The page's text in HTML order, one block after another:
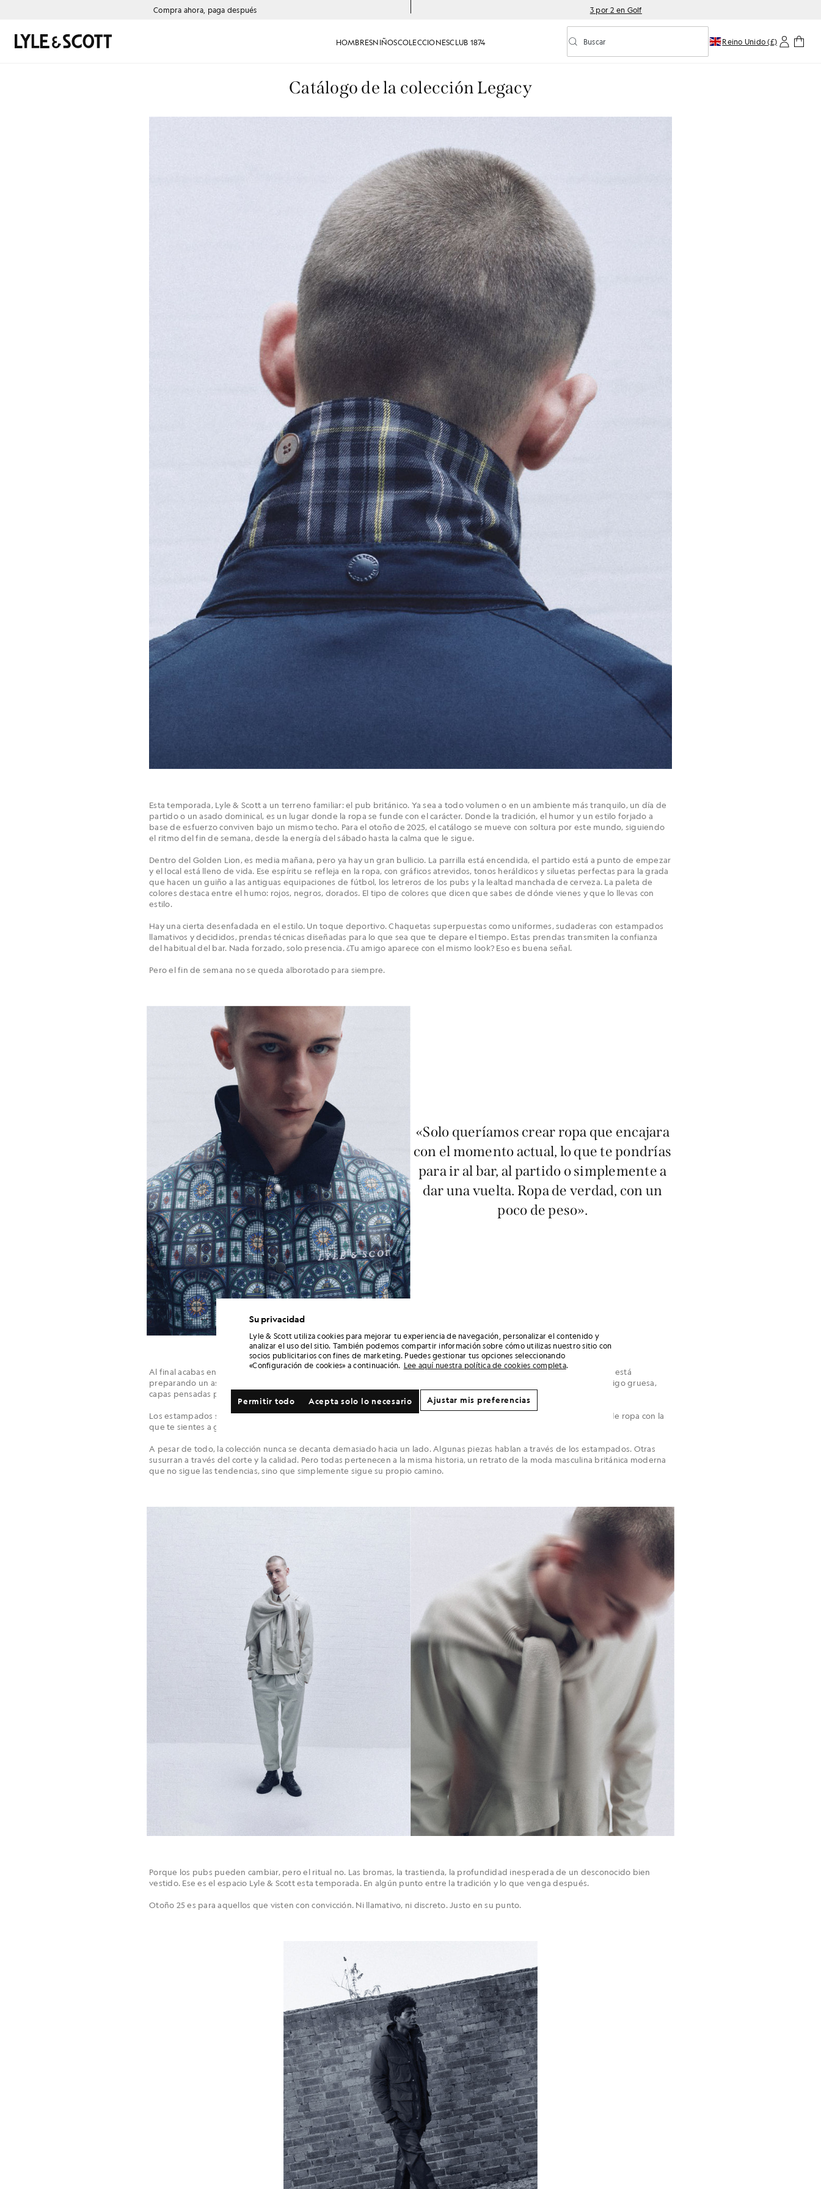
Compra ahora, paga después 3 por 2 en Golf
HOMBRESNIÑOSCOLECCIONESCLUB 1874 Activar/desactivar la búsqueda predictiva
Buscar Buscar Reino Unido (£)
Catálogo de la colección Legacy
Esta temporada, Lyle & Scott a un terreno familiar: el pub británico. Ya sea a todo volumen o en un ambiente más tranquilo, un día de
partido o un asado dominical, es un lugar donde la ropa se funde con el carácter. Donde la tradición, el humor y un estilo forjado a
base de esfuerzo conviven bajo un mismo techo. Para el otoño de 2025, el catálogo se mueve con soltura por este mundo, siguiendo
el ritmo del fin de semana, desde la energía del sábado hasta la calma que le sigue.
Dentro del Golden Lion, es media mañana, pero ya hay un gran bullicio. La parrilla está encendida, el partido está a punto de empezar
y el local está lleno de vida. Ese espíritu se refleja en la ropa, con gráficos atrevidos, tonos heráldicos y siluetas perfectas para la grada
que hacen un guiño a las antiguas equipaciones de fútbol, los letreros de los pubs y la lealtad manchada de cerveza. La paleta de
colores destaca entre el humo: rojos, negros, dorados. El tipo de colores que dicen que sabes de dónde vienes y que lo llevas con
estilo.
Hay una cierta desenfadada en el estilo. Un toque deportivo. Chaquetas superpuestas como uniformes, sudaderas con estampados
llamativos y decididos, prendas técnicas diseñadas para lo que sea que te depare el tiempo. Estas prendas transmiten la confianza
del habitual del bar. Nada forzado, solo presencia. ¿Tu amigo aparece con el mismo look? Eso es buena señal.
Pero el fin de semana no se queda alborotado para siempre.
«Solo queríamos crear ropa que encajara
con el momento actual, lo que te pondrías
para ir al bar, al partido o simplemente a
dar una vuelta. Ropa de verdad, con un
poco de peso».
Al final acabas en The Nag’s Head. El ritmo se relaja. Te estás tomando una pinta junto a la chimenea. La luz es tenue. Se está
preparando un asado. Ese cambio de energía se nota en los tejidos: prendas de punto agradables al tacto, ropa de abrigo gruesa,
capas pensadas para quedarse. Hay un cuidado especial en cada textura. Una riqueza discreta que no necesita alardes.
Los estampados se inspiran en las vidrieras y los letreros antiguos. Las formas son familiares, pero refinadas. Es el tipo de ropa con la
que te sientes a gusto, no solo algo que te pones. No se trata tanto de la marca, sino más bien de la sensación.
A pesar de todo, la colección nunca se decanta demasiado hacia un lado. Algunas piezas hablan a través de los estampados. Otras
susurran a través del corte y la calidad. Pero todas pertenecen a la misma historia, un retrato de la moda masculina británica moderna
que no sigue las tendencias, sino que simplemente sigue su propio camino.
Porque los pubs pueden cambiar, pero el ritual no. Las bromas, la trastienda, la profundidad inesperada de un desconocido bien
vestido. Ese es el espacio Lyle & Scott esta temporada. En algún punto entre la tradición y lo que venga después.
Otoño 25 es para aquellos que visten con convicción. Ni llamativo, ni discreto. Justo en su punto.
Su privacidad
Lyle & Scott utiliza cookies para mejorar tu experiencia de navegación, personalizar el contenido y
analizar el uso del sitio. También podemos compartir información sobre cómo utilizas nuestro sitio con
socios publicitarios con fines de marketing. Puedes gestionar tus opciones seleccionando
«Configuración de cookies» a continuación. Lee aquí nuestra política de cookies completa.
Acepta solo lo necesario
Permitir todo Ajustar mis preferencias